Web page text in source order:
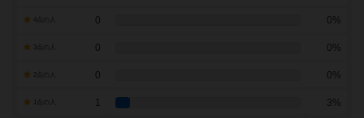
0 0%
0 0%
0 0%
1 3%